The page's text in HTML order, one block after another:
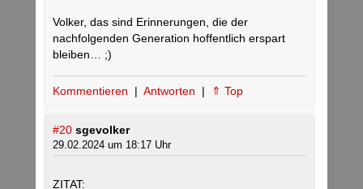
Volker, das sind Erinnerungen, die der
nachfolgenden Generation hoffentlich erspart
bleiben… ;)
Kommentieren | Antworten | ⇑ Top
#20 sgevolker
29.02.2024 um 18:17 Uhr
ZITAT: